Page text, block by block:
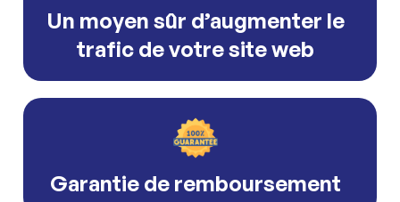
Un moyen sûr d’augmenter le
trafic de votre site web
Garantie de remboursement